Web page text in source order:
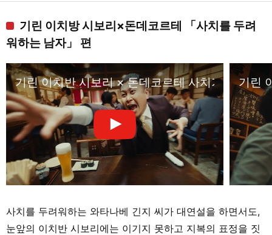
기린 이치방 시보리×돈데코르테 「사치를 두려
워하는 남자」 편
기린 이치반 시보리 × 돈데코르테 사치가 두려운
기린
사치를 두려워하는 와타나베 긴지 씨가 대연설을 하면서도,
눈앞의 이치반 시보리에는 이기지 못하고 지복의 표정을 짓